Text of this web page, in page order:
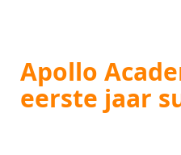
Apollo
eerste jaar